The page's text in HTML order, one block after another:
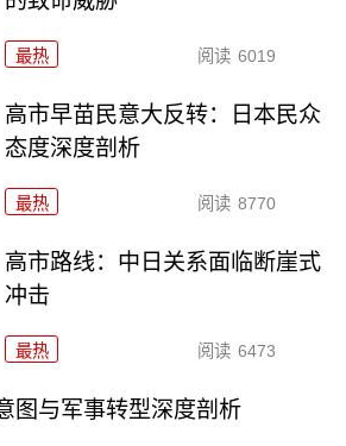
最热 阅读 6019
高市早苗民意大反转：日本民众
态度深度剖析
最热 阅读 8770
高市路线：中日关系面临断崖式
冲击
最热 阅读 6473
图与军事转型深度剖析